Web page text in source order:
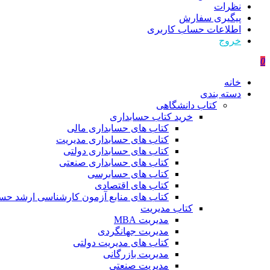
نظرات
پیگیری سفارش
اطلاعات حساب كاربری
خروج
0
خانه
دسته بندی
کتاب دانشگاهی
خرید کتاب حسابداری
کتاب های حسابداری مالی
کتاب های حسابداری مدیریت
کتاب های حسابداری دولتی
کتاب های حسابداری صنعتی
کتاب های حسابرسی
کتاب های اقتصادی
کتاب های منابع آزمون کارشناسی ارشد
کتاب مدیریت
مدیریت MBA
مدیریت جهانگردی
کتاب های مدیریت دولتی
مدیریت بازرگانی
مدیریت صنعتی